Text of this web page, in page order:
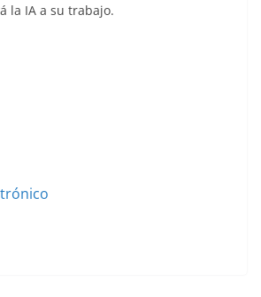
la IA a su trabajo.